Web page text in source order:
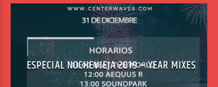
ESPECIAL NOCHEVIEJA 2019 – YEAR MIXES